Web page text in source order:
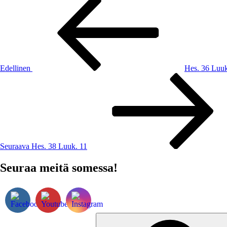
Edellinen
Hes. 36
Seuraava Hes. 38 Luuk. 11
Seuraa meitä somessa!